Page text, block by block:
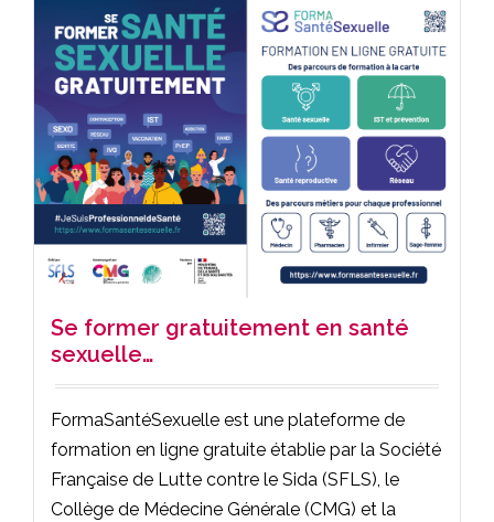
Se former gratuitement en santé
sexuelle…
FormaSantéSexuelle est une plateforme de
formation en ligne gratuite établie par la Société
Française de Lutte contre le Sida (SFLS), le
Collège de Médecine Générale (CMG) et la